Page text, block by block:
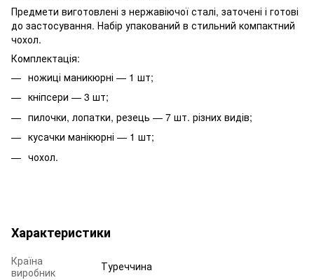
Предмети виготовлені з нержавіючої сталі, заточені і готові
до застосування. Набір упакований в стильний компактний
чохол.
Комплектація:
ножиці маникюрні — 1 шт;
кніпсери — 3 шт;
пилочки, лопатки, резець — 7 шт. різних видів;
кусачки манікюрні — 1 шт;
чохол.
Характеристики
Країна
виробник
Туреччина